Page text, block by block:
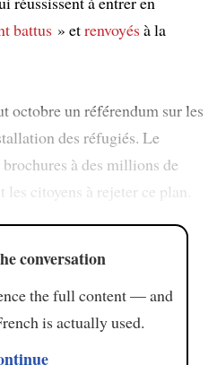
battus» etrenvoyésà la
octobre un référendum sur les
des réfugiés. Le
brochures à des millions de
citoyens à rejeter ce plan.
conversation
the full content — and
is actually used.